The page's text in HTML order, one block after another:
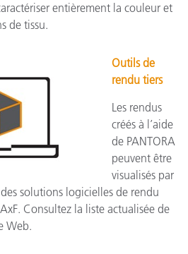
entièrement la couleur et
de tissu.
Outils de
rendu tiers
Les rendus
créés à l’aide
de PANTORA
peuvent être
visualisés par
solutions logicielles de rendu
Consultez la liste actualisée de
Web.